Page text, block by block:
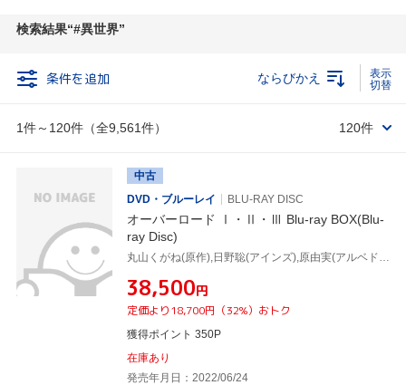
検索結果 #異世界
条件を追加
1件～120件（全9,561件）
ならびかえ
120件
中古
DVD・ブルーレイ
BLU-RAY DISC
オーバーロード Ⅰ・Ⅱ・Ⅲ Blu-ray BOX(Blu-
ray Disc)
¥38,500円
定価より18,700円（32%）おトク
獲得ポイント 350P
在庫あり
発売年月日：2022/06/24